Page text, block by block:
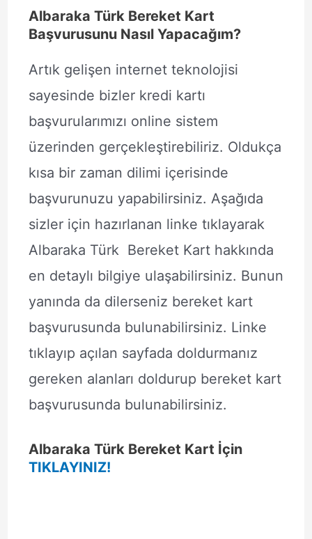
Albaraka Türk Bereket Kart
Başvurusunu Nasıl Yapacağım?
Artık gelişen internet teknolojisi
sayesinde bizler kredi kartı
başvurularımızı online sistem
üzerinden gerçekleştirebiliriz. Oldukça
kısa bir zaman dilimi içerisinde
başvurunuzu yapabilirsiniz. Aşağıda
sizler için hazırlanan linke tıklayarak
Albaraka Türk Bereket Kart hakkında
en detaylı bilgiye ulaşabilirsiniz. Bunun
yanında da dilerseniz bereket kart
başvurusunda bulunabilirsiniz. Linke
tıklayıp açılan sayfada doldurmanız
gereken alanları doldurup bereket kart
başvurusunda bulunabilirsiniz.
Albaraka Türk Bereket Kart İçin
TIKLAYINIZ!